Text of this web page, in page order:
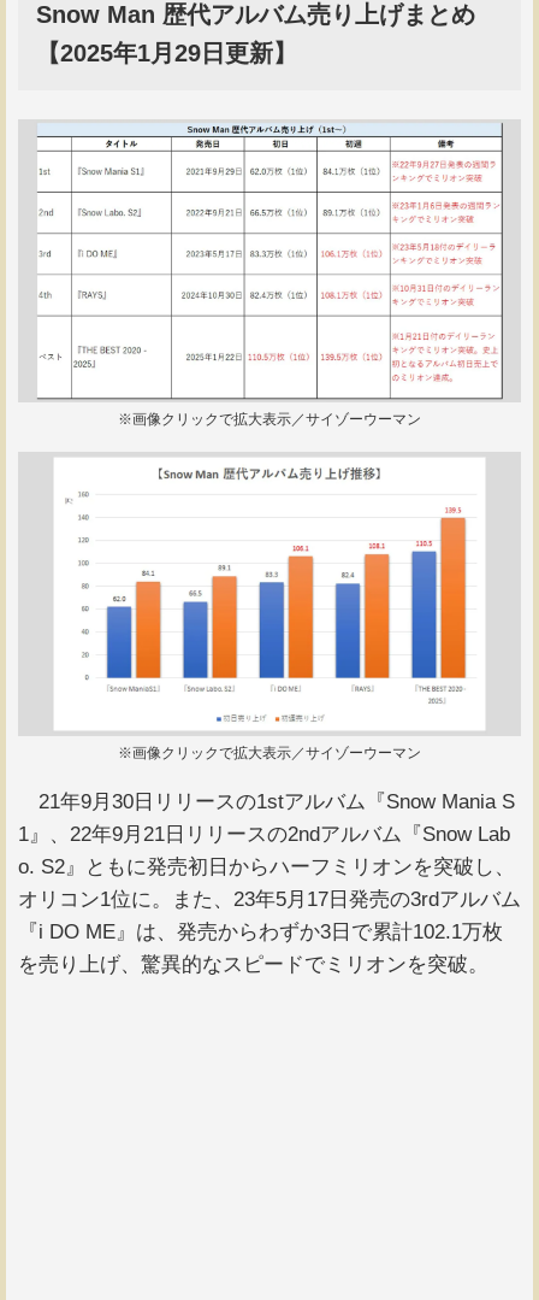
Snow Man 歴代アルバム売り上げまとめ
【2025年1月29日更新】
※画像クリックで拡大表示／サイゾーウーマン
※画像クリックで拡大表示／サイゾーウーマン
21年9月30日リリースの1stアルバム『Snow Mania S
1』、22年9月21日リリースの2ndアルバム『Snow Lab
o. S2』ともに発売初日からハーフミリオンを突破し、
オリコン1位に。また、23年5月17日発売の3rdアルバム
『i DO ME』は、発売からわずか3日で累計102.1万枚
を売り上げ、驚異的なスピードでミリオンを突破。